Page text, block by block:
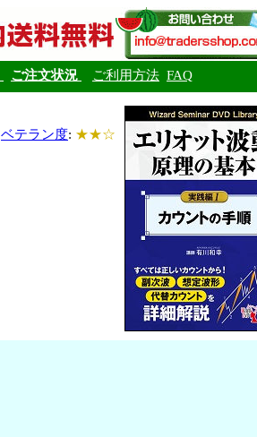
ご注文状況 ご利用方法 FAQ
ベテラン度: ★★☆